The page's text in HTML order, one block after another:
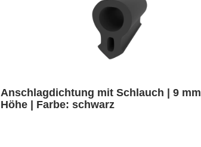
Anschlagdichtung mit Schlauch | 9 mm
Höhe | Farbe: schwarz